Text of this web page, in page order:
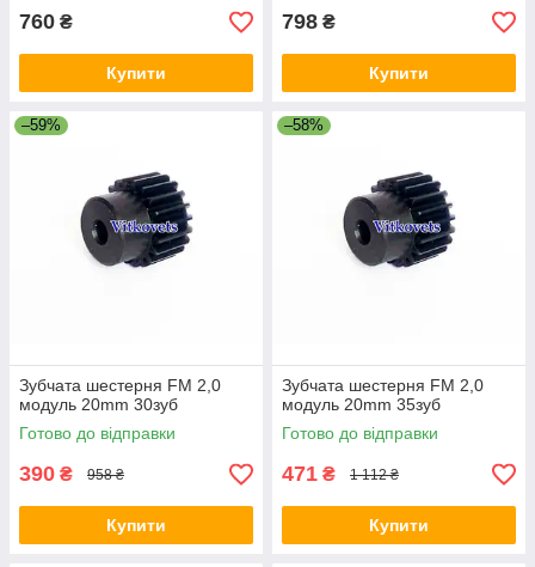
760 ₴
Купити
798 ₴
Купити
–59%
Зубчата шестерня FM 2,0
модуль 20mm 30зуб
Готово до відправки
390 ₴ 958 ₴
Купити
–58%
Зубчата шестерня FM 2,0
модуль 20mm 35зуб
Готово до відправки
471 ₴ 1 112 ₴
Купити